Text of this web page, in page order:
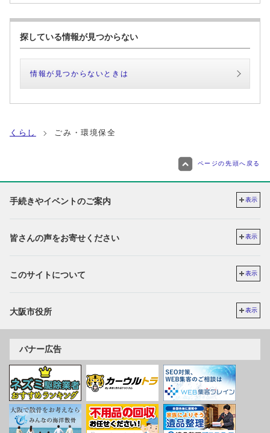
探している情報が見つからない
情報が見つからないときは
くらし ごみ・環境保全
ページの先頭へ戻る
手続きやイベントのご案内 表示
皆さんの声をお寄せください 表示
このサイトについて 表示
大阪市役所 表示
バナー広告